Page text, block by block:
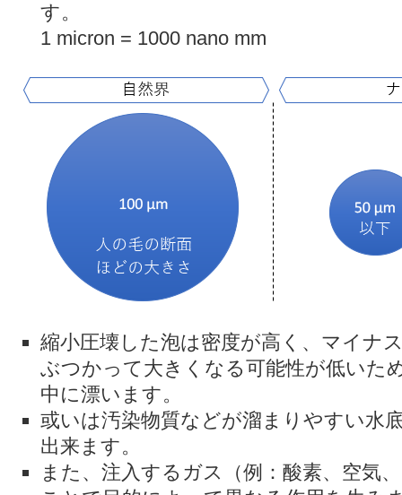
す。
1 micron = 1000 nano mm
縮小圧壊した泡は密度が高く、マイナ
ぶつかって大きくなる可能性が低いた
中に漂います。
或いは汚染物質などが溜まりやすい水
出来ます。
また、注入するガス（例：酸素、空気